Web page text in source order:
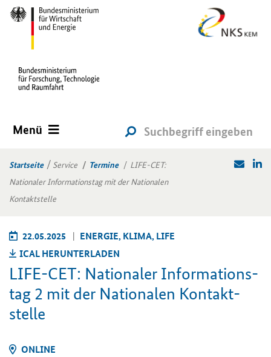
Menü
Startseite Service Termine
LIFE-CET:
Nationaler Informationstag mit der Nationalen
Kontaktstelle
22.05.2025
EN­ER­GIE, KLIMA, LIFE
ICAL HER­UN­TER­LA­DEN
LIFE-CET: Na­tio­na­ler In­for­ma­ti­ons­
tag 2 mit der Na­tio­na­len Kon­takt­
stel­le
ON­LINE